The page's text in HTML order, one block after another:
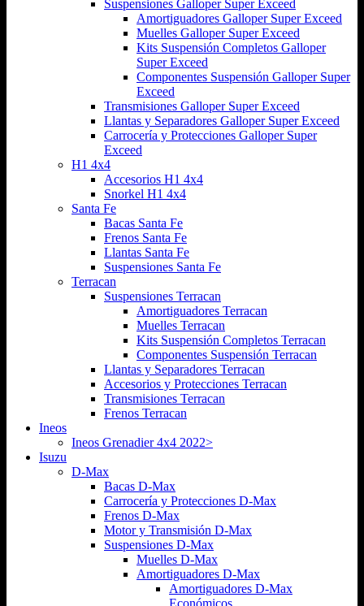
Suspensiones Galloper Super Exceed
Amortiguadores Galloper Super Exceed
Muelles Galloper Super Exceed
Kits Suspensión Completos Galloper
Super Exceed
Componentes Suspensión Galloper Super
Exceed
Transmisiones Galloper Super Exceed
Llantas y Separadores Galloper Super Exceed
Carrocería y Protecciones Galloper Super
Exceed
H1 4x4
Accesorios H1 4x4
Snorkel H1 4x4
Santa Fe
Bacas Santa Fe
Frenos Santa Fe
Llantas Santa Fe
Suspensiones Santa Fe
Terracan
Suspensiones Terracan
Amortiguadores Terracan
Muelles Terracan
Kits Suspensión Completos Terracan
Componentes Suspensión Terracan
Llantas y Separadores Terracan
Accesorios y Protecciones Terracan
Transmisiones Terracan
Frenos Terracan
Ineos
Ineos Grenadier 4x4 2022>
Isuzu
D-Max
Bacas D-Max
Carrocería y Protecciones D-Max
Frenos D-Max
Motor y Transmisión D-Max
Suspensiones D-Max
Muelles D-Max
Amortiguadores D-Max
Amortiguadores D-Max
Económicos